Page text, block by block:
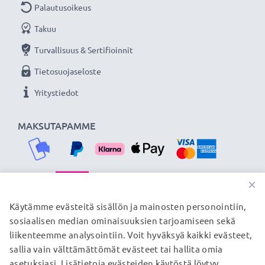
1 x metallilasta/metallinostin
1 x SIM-kortin poistotyökalu
1 x plektra
1 x teippi/näyttötarra (mitat n. 50 x 28 mm)
★3 vuoden takuu
verkkokauppa, joka tarjoaa laadukkaita tuotteita, ja
siksi tarjoamme 36 kuukauden takuun!
MAKSUTAPAMME
Palautusoikeus
Takuu
Turvallisuus & Sertifioinnit
Tietosuojaseloste
Yritystiedot
TOIMITUSKUMPPANIMME
© subtel.fi 2026
×
Käytämme evästeitä sisällön ja mainosten personointiin,
sosiaalisen median ominaisuuksien tarjoamiseen sekä
liikenteemme analysointiin. Voit hyväksyä kaikki evästeet,
sallia vain välttämättömät evästeet tai hallita omia